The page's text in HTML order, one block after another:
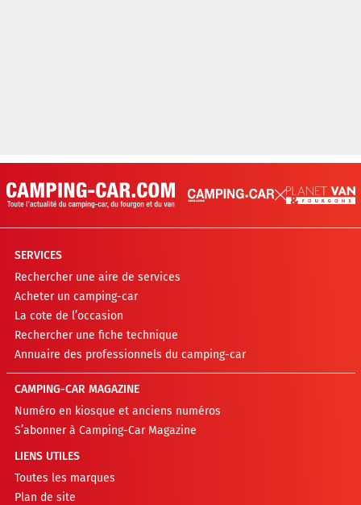
SERVICES
Rechercher une aire de services
Acheter un camping-car
La cote de l’occasion
Rechercher une fiche technique
Annuaire des professionnels du camping-car
CAMPING-CAR MAGAZINE
Numéro en kiosque et anciens numéros
S’abonner à Camping-Car Magazine
LIENS UTILES
Toutes les marques
Plan de site